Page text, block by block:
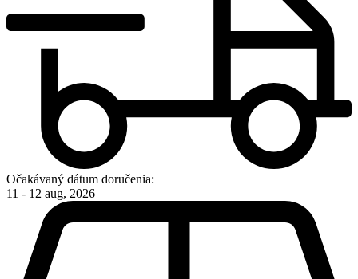
Očakávaný dátum doručenia:
11 - 12 aug, 2026